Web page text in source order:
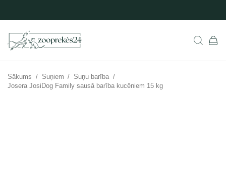
Sākums / Suņiem / Suņu barība /
Josera JosiDog Family sausā barība kucēniem 15 kg